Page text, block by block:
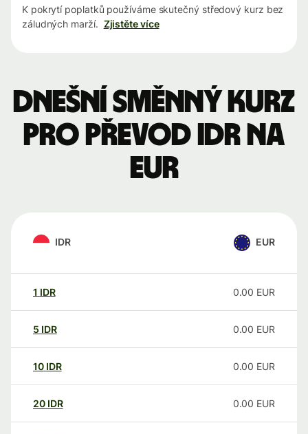
K pokrytí poplatků používáme skutečný středový kurz bez
záludných marží. Zjistěte více
Dnešní směnný kurz
pro převod IDR na
EUR
IDR EUR
1 IDR 0.00 EUR
5 IDR 0.00 EUR
10 IDR 0.00 EUR
20 IDR 0.00 EUR